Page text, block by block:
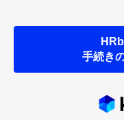
手続き